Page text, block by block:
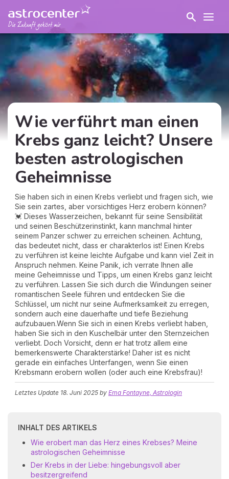
Wie verführt man einen
Krebs ganz leicht? Unsere
besten astrologischen
Geheimnisse
Sie haben sich in einen Krebs verliebt und fragen sich, wie
Sie sein zartes, aber vorsichtiges Herz erobern können?
💓 Dieses Wasserzeichen, bekannt für seine Sensibilität
und seinen Beschützerinstinkt, kann manchmal hinter
seinem Panzer schwer zu erreichen scheinen. Achtung,
das bedeutet nicht, dass er charakterlos ist! Einen Krebs
zu verführen ist keine leichte Aufgabe und kann viel Zeit in
Anspruch nehmen. Keine Panik, ich verrate Ihnen alle
meine Geheimnisse und Tipps, um einen Krebs ganz leicht
zu verführen. Lassen Sie sich durch die Windungen seiner
romantischen Seele führen und entdecken Sie die
Schlüssel, um nicht nur seine Aufmerksamkeit zu erregen,
sondern auch eine dauerhafte und tiefe Beziehung
aufzubauen.Wenn Sie sich in einen Krebs verliebt haben,
haben Sie sich in den Kuschelbär unter den Sternzeichen
verliebt. Doch Vorsicht, denn er hat trotz allem eine
bemerkenswerte Charakterstärke! Daher ist es nicht
gerade ein einfaches Unterfangen, wenn Sie einen
Krebsmann erobern wollen (oder auch eine Krebsfrau)!
Letztes Update 18. Juni 2025 by Ema Fontayne, Astrologin
INHALT DES ARTIKELS
Wie erobert man das Herz eines Krebses? Meine
astrologischen Geheimnisse
Der Krebs in der Liebe: hingebungsvoll aber
besitzergreifend